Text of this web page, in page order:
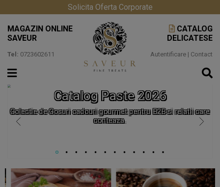
Solicita Oferta Corporate
MAGAZIN ONLINE
SAVEUR
Tel: 0723602611
CATALOG
DELICATESE
Autentificare | Contact
Catalog Paste 2026
Colectie de Cosuri cadouri gourmet pentru B2B si relatii care
conteaza.